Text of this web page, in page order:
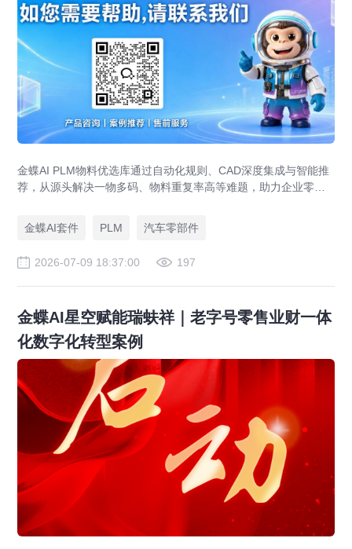
金蝶AI PLM物料优选库通过自动化规则、CAD深度集成与智能推
荐，从源头解决一物多码、物料重复率高等难题，助力企业零部
金蝶AI套件
PLM 汽车零部件
2026-07-09 18:37:00 197
金蝶AI星空赋能瑞蚨祥｜老字号零售业财一体
化数字化转型案例